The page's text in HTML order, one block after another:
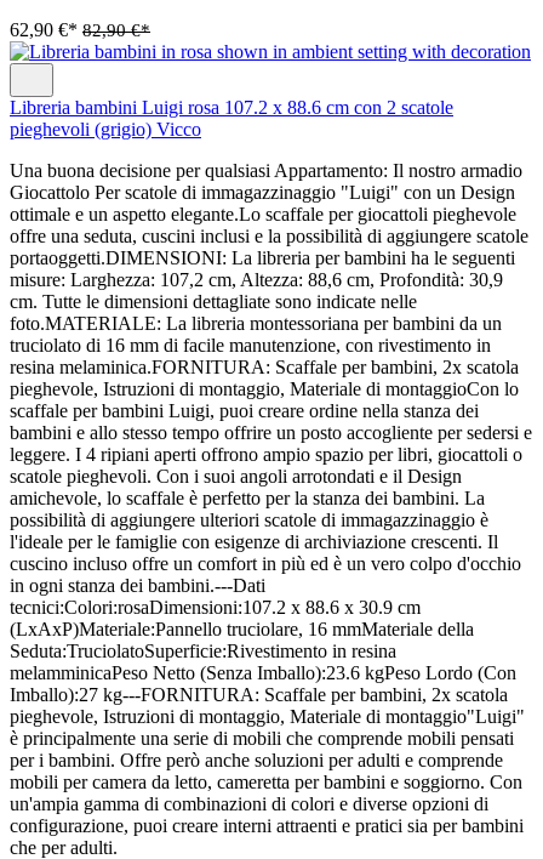
62,90 €* 82,90 €*
Libreria bambini Luigi rosa 107.2 x 88.6 cm con 2 scatole
pieghevoli (grigio) Vicco
Una buona decisione per qualsiasi Appartamento: Il nostro armadio
Giocattolo Per scatole di immagazzinaggio "Luigi" con un Design
ottimale e un aspetto elegante.Lo scaffale per giocattoli pieghevole
offre una seduta, cuscini inclusi e la possibilità di aggiungere scatole
portaoggetti.DIMENSIONI: La libreria per bambini ha le seguenti
misure: Larghezza: 107,2 cm, Altezza: 88,6 cm, Profondità: 30,9
cm. Tutte le dimensioni dettagliate sono indicate nelle
foto.MATERIALE: La libreria montessoriana per bambini da un
truciolato di 16 mm di facile manutenzione, con rivestimento in
resina melaminica.FORNITURA: Scaffale per bambini, 2x scatola
pieghevole, Istruzioni di montaggio, Materiale di montaggioCon lo
scaffale per bambini Luigi, puoi creare ordine nella stanza dei
bambini e allo stesso tempo offrire un posto accogliente per sedersi e
leggere. I 4 ripiani aperti offrono ampio spazio per libri, giocattoli o
scatole pieghevoli. Con i suoi angoli arrotondati e il Design
amichevole, lo scaffale è perfetto per la stanza dei bambini. La
possibilità di aggiungere ulteriori scatole di immagazzinaggio è
l'ideale per le famiglie con esigenze di archiviazione crescenti. Il
cuscino incluso offre un comfort in più ed è un vero colpo d'occhio
in ogni stanza dei bambini.---Dati
tecnici:Colori:rosaDimensioni:107.2 x 88.6 x 30.9 cm
(LxAxP)Materiale:Pannello truciolare, 16 mmMateriale della
Seduta:TruciolatoSuperficie:Rivestimento in resina
melamminicaPeso Netto (Senza Imballo):23.6 kgPeso Lordo (Con
Imballo):27 kg---FORNITURA: Scaffale per bambini, 2x scatola
pieghevole, Istruzioni di montaggio, Materiale di montaggio"Luigi"
è principalmente una serie di mobili che comprende mobili pensati
per i bambini. Offre però anche soluzioni per adulti e comprende
mobili per camera da letto, cameretta per bambini e soggiorno. Con
un'ampia gamma di combinazioni di colori e diverse opzioni di
configurazione, puoi creare interni attraenti e pratici sia per bambini
che per adulti.